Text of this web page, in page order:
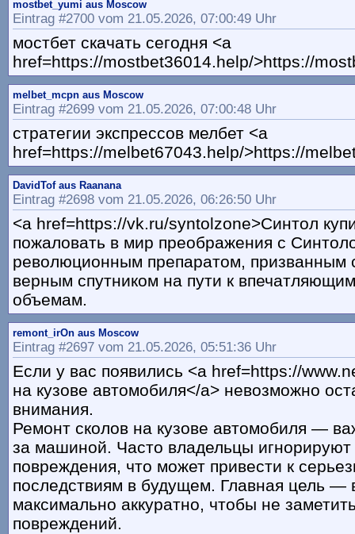
mostbet_yumi aus Moscow
Eintrag #2700 vom 21.05.2026, 07:00:49 Uhr
мостбет скачать сегодня <a
href=https://mostbet36014.help/>https://
melbet_mcpn aus Moscow
Eintrag #2699 vom 21.05.2026, 07:00:48 Uhr
стратегии экспрессов мелбет <a
href=https://melbet67043.help/>https://
DavidTof aus Raanana
Eintrag #2698 vom 21.05.2026, 06:26:50 Uhr
<a href=https://vk.ru/syntolzone>Синтол
пожаловать в мир преображения с
революционным препаратом, призванным
верным спутником на пути к
объемам.
remont_irOn aus Moscow
Eintrag #2697 vom 21.05.2026, 05:51:36 Uhr
Если у вас появились <a href=https://
на кузове автомобиля</a> невозможно
внимания.
Ремонт сколов на кузове автомобиля —
за машиной. Часто владельцы игнорируют
повреждения, что может привести к
последствиям в будущем. Главная цель —
максимально аккуратно, чтобы не
повреждений.